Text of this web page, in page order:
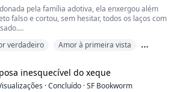
para as outras mulheres. Elas eram jovens,
até mais jovens do que ela. Duas com cabelo
e pele oliva estavam encolhidas uma ao lado da
talvez.
ela levantava algo até os lábios e dava uma
A última era uma coisinha pálida, encolhida
pela família adotiva, ela enxergou além
falso e cortou, sem hesitar, todos os laços com
mais rica, com incontáveis identidades ocultas
mais poderoso se apaixona por ela à
vista e lhe oferece um amor sem limites e um
verdadeiro
Amor à primeira vista
inesquecível do xeque
·Concluído ·SF Bookworm